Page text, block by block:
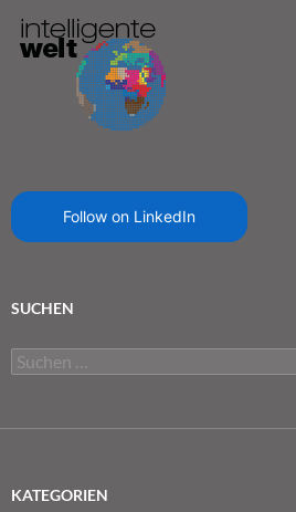
Follow on LinkedIn
SUCHEN
Suchen
nach:
KATEGORIEN